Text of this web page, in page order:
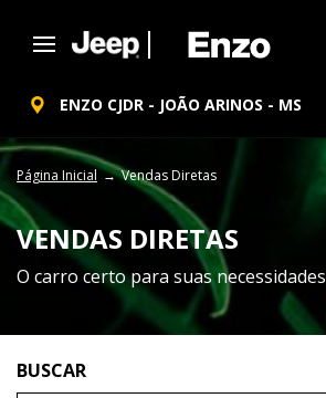
ENZO CJDR - JOÃO ARINOS - MS
Página Inicial Vendas Diretas
VENDAS DIRETAS
O carro certo para suas necessidades